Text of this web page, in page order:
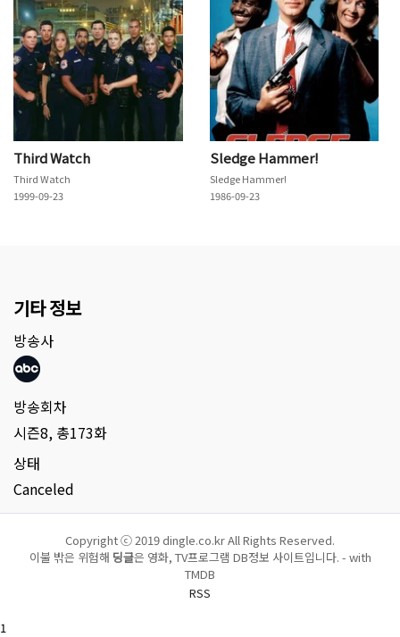
Third Watch
Third Watch
1999-09-23
Sledge Hammer!
Sledge Hammer!
1986-09-23
기타 정보
방송사
방송회차
시즌8, 총173화
상태
Canceled
Copyright ⓒ 2019 dingle.co.kr All Rights Reserved.
이불 밖은 위험해 딩글은 영화, TV프로그램 DB정보 사이트입니다. - with
TMDB
RSS
1